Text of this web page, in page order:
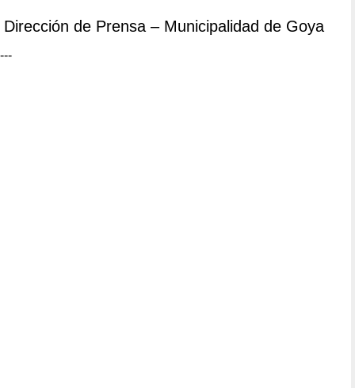
Dirección de Prensa – Municipalidad de Goya
---